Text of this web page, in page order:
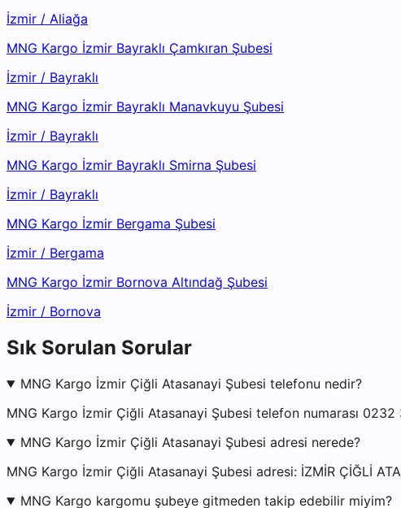
İzmir / Aliağa
MNG Kargo İzmir Bayraklı Çamkıran Şubesi
İzmir / Bayraklı
MNG Kargo İzmir Bayraklı Manavkuyu Şubesi
İzmir / Bayraklı
MNG Kargo İzmir Bayraklı Smirna Şubesi
İzmir / Bayraklı
MNG Kargo İzmir Bergama Şubesi
İzmir / Bergama
MNG Kargo İzmir Bornova Altındağ Şubesi
İzmir / Bornova
Sık Sorulan Sorular
MNG Kargo İzmir Çiğli Atasanayi Şubesi telefonu nedir?
MNG Kargo İzmir Çiğli Atasanayi Şubesi telefon numarası 0232
MNG Kargo İzmir Çiğli Atasanayi Şubesi adresi nerede?
MNG Kargo İzmir Çiğli Atasanayi Şubesi adresi: İZMİR ÇİĞLİ
MNG Kargo kargomu şubeye gitmeden takip edebilir miyim?